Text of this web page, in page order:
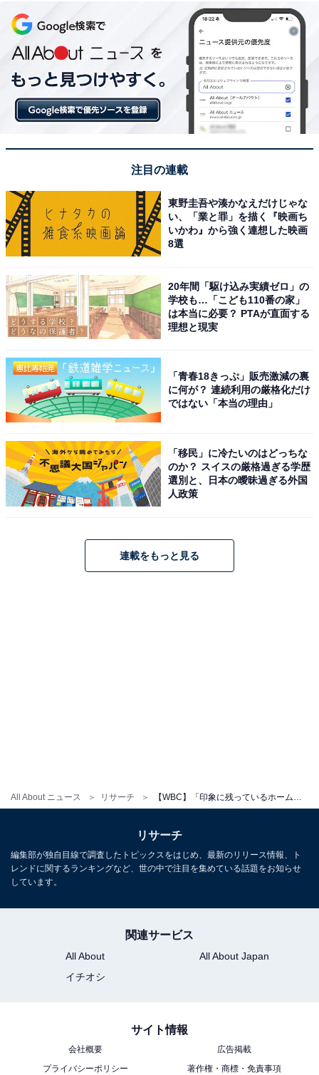
All About ニュース リサーチ
を救った一打だったことのほかに、吉田選手のバッティ
ングの上手さに対する評価も多数見られました。
第1位：村上宗隆（アメリカ戦／238票）
1位は、村上宗隆選手のアメリカ戦でのホームランが選
ばれました！ 3大会ぶりの優勝に王手をかけた1戦。2回
表、アメリカにリードをゆるす先制ソロホームランを浴
びた直後、すぐさま同点に戻したのが、村上選手のソロ
ホームランでした。
自由回答を見ると、「先制を許した相手に追いつくホー
るホームランだったから」（三重県／50代女性）といっ
たコメントが寄せられています。
【WBC】「期待を超える活躍を見せたと思う選手」ラン
キング！ 3位「吉田正尚」、2位「大谷翔平」、1位は？
ング！ 大谷翔平やダルビッシュ有を抑えた1位は？
ビッシュ有」、2位「吉田正尚」、1位は？
注目の連載
東野圭吾や湊かなえだけじゃな
い、「業と罪」を描く『映画ち
いかわ』から強く連想した映画
8選
20年間「駆け込み実績ゼロ」の
学校も…「こども110番の家」
は本当に必要？ PTAが直面する
理想と現実
「青春18きっぷ」販売激減の裏
に何が？ 連続利用の厳格化だけ
ではない「本当の理由」
「移民」に冷たいのはどっちな
のか？ スイスの厳格過ぎる学歴
選別と、日本の曖昧過ぎる外国
人政策
連載をもっと見る
リサーチ
編集部が独自目線で調査したトピックスをはじめ、最新のリリース情報、ト
レンドに関するランキングなど、世の中で注目を集めている話題をお知らせ
しています。
関連サービス
All About
All About Japan
イチオシ
サイト情報
会社概要
広告掲載
プライバシーポリシー
著作権・商標・免責事項